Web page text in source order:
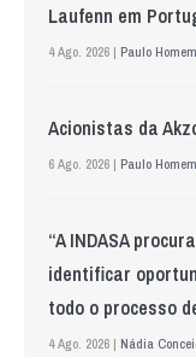
Laufenn em
4 Ago. 2026 | Paulo Homem
Acionistas da
6 Ago. 2026 | Paulo Homem
“A INDASA
identificar
todo o processo
4 Ago. 2026 | Nádia